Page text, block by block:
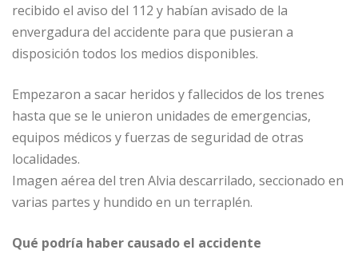
recibido el aviso del 112 y habían avisado de la
envergadura del accidente para que pusieran a
disposición todos los medios disponibles.
Empezaron a sacar heridos y fallecidos de los trenes
hasta que se le unieron unidades de emergencias,
equipos médicos y fuerzas de seguridad de otras
localidades.
Imagen aérea del tren Alvia descarrilado, seccionado en
varias partes y hundido en un terraplén.
Qué podría haber causado el accidente